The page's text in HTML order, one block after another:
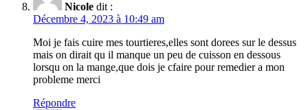
Nicole dit :
Décembre 4, 2023 à 10:49 am
Moi je fais cuire mes tourtieres,elles sont dorees sur le dessus
mais on dirait qu il manque un peu de cuisson en dessous
lorsqu on la mange,que dois je cfaire pour remedier a mon
probleme merci
Répondre